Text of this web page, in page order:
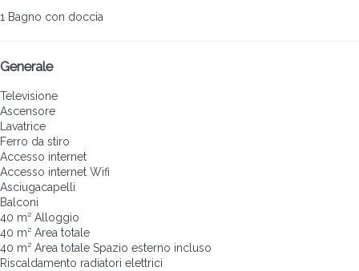
1 Bagno con doccia
Generale
Televisione
Ascensore
Lavatrice
Ferro da stiro
Accesso internet
Accesso internet Wifi
Asciugacapelli
Balconi
40 m² Alloggio
40 m² Area totale
40 m² Area totale Spazio esterno incluso
Riscaldamento radiatori elettrici